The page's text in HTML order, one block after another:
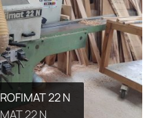
22 N
22 N
T130E